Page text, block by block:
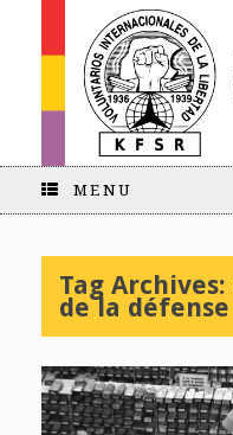
MENU
Tag Archives:
de la défense